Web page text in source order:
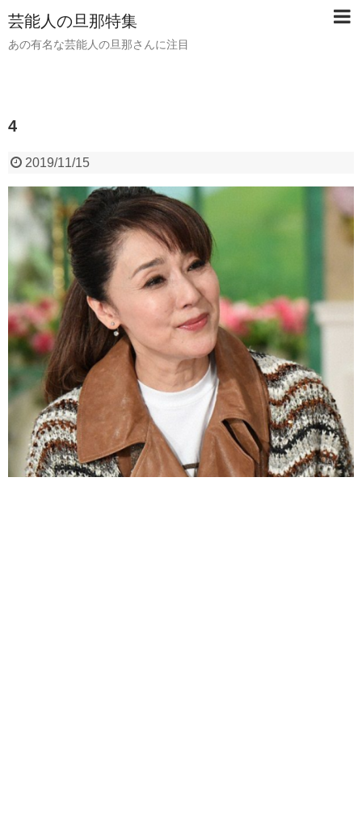
芸能人の旦那特集
あの有名な芸能人の旦那さんに注目
4
2019/11/15